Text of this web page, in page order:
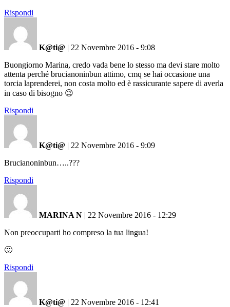
Rispondi
K@ti@ | 22 Novembre 2016 - 9:08
Buongiorno Marina, credo vada bene lo stesso ma devi stare molto
attenta perché brucianoninbun attimo, cmq se hai occasione una
torcia laprenderei, non costa molto ed è rassicurante sapere di averla
in caso di bisogno 😉
Rispondi
K@ti@ | 22 Novembre 2016 - 9:09
Brucianoninbun…..???
Rispondi
MARINA N | 22 Novembre 2016 - 12:29
Non preoccuparti ho compreso la tua lingua!
🙂
Rispondi
K@ti@ | 22 Novembre 2016 - 12:41